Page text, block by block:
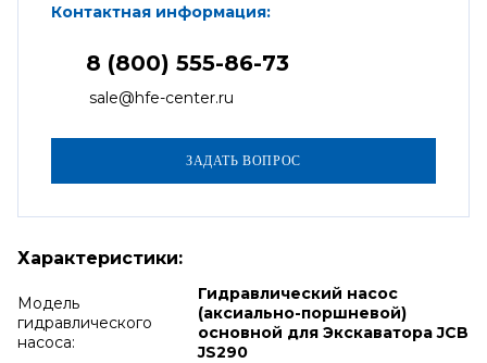
Контактная информация:
8 (800) 555-86-73
sale@hfe-center.ru
Характеристики:
Модель
гидравлического
насоса:
Гидравлический насос
(аксиально-поршневой)
основной для Экскаватора JCB
JS290